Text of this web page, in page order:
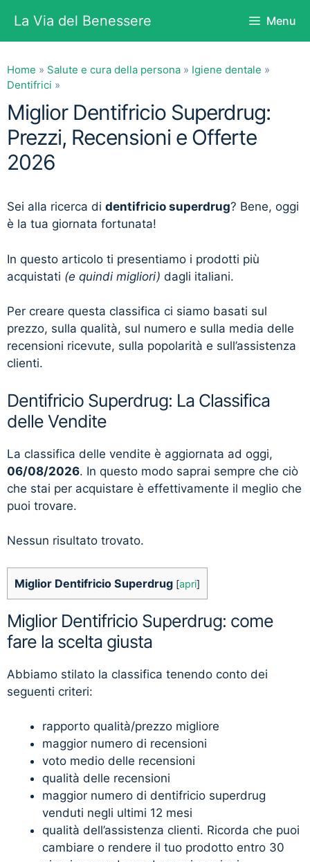
contenuto
La Via del Benessere Menu
Home » Salute e cura della persona » Igiene dentale »
Dentifrici »
Miglior Dentifricio Superdrug:
Prezzi, Recensioni e Offerte
2026
Sei alla ricerca di dentifricio superdrug? Bene, oggi
è la tua giornata fortunata!
In questo articolo ti presentiamo i prodotti più
acquistati (e quindi migliori) dagli italiani.
Per creare questa classifica ci siamo basati sul
prezzo, sulla qualità, sul numero e sulla media delle
recensioni ricevute, sulla popolarità e sull’assistenza
clienti.
Dentifricio Superdrug: La Classifica
delle Vendite
La classifica delle vendite è aggiornata ad oggi,
06/08/2026. In questo modo saprai sempre che ciò
che stai per acquistare è effettivamente il meglio che
puoi trovare.
Nessun risultato trovato.
Miglior Dentifricio Superdrug [apri]
Miglior Dentifricio Superdrug: come
fare la scelta giusta
Abbiamo stilato la classifica tenendo conto dei
seguenti criteri:
rapporto qualità/prezzo migliore
maggior numero di recensioni
voto medio delle recensioni
qualità delle recensioni
maggior numero di dentifricio superdrug
venduti negli ultimi 12 mesi
qualità dell’assistenza clienti. Ricorda che puoi
cambiare o rendere il tuo prodotto entro 30